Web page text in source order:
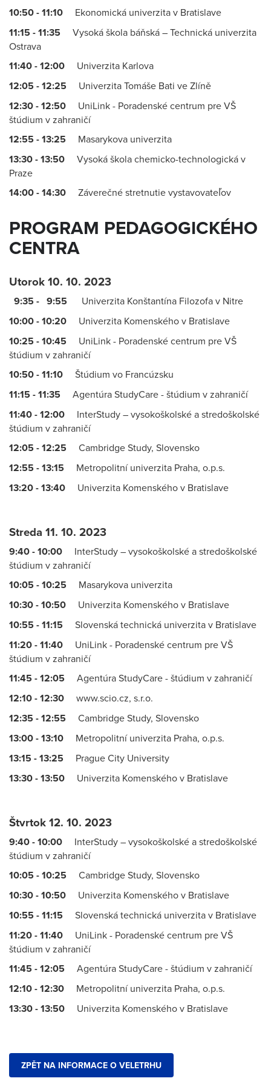
10:50 - 11:10 Ekonomická univerzita v Bratislave
11:15 - 11:35 Vysoká škola báňská – Technická univerzita
Ostrava
11:40 - 12:00 Univerzita Karlova
12:05 - 12:25 Univerzita Tomáše Bati ve Zlíně
12:30 - 12:50 UniLink - Poradenské centrum pre VŠ
štúdium v zahraničí
12:55 - 13:25 Masarykova univerzita
13:30 - 13:50 Vysoká škola chemicko-technologická v
Praze
14:00 - 14:30 Záverečné stretnutie vystavovateľov
PROGRAM PEDAGOGICKÉHO
CENTRA
Utorok 10. 10. 2023
9:35 - 9:55 Univerzita Konštantína Filozofa v Nitre
10:00 - 10:20 Univerzita Komenského v Bratislave
10:25 - 10:45 UniLink - Poradenské centrum pre VŠ
štúdium v zahraničí
10:50 - 11:10 Štúdium vo Francúzsku
11:15 - 11:35 Agentúra StudyCare - štúdium v zahraničí
11:40 - 12:00 InterStudy – vysokoškolské a stredoškolské
štúdium v zahraničí
12:05 - 12:25 Cambridge Study, Slovensko
12:55 - 13:15 Metropolitní univerzita Praha, o.p.s.
13:20 - 13:40 Univerzita Komenského v Bratislave
Streda 11. 10. 2023
9:40 - 10:00 InterStudy – vysokoškolské a stredoškolské
štúdium v zahraničí
10:05 - 10:25 Masarykova univerzita
10:30 - 10:50 Univerzita Komenského v Bratislave
10:55 - 11:15 Slovenská technická univerzita v Bratislave
11:20 - 11:40 UniLink - Poradenské centrum pre VŠ
štúdium v zahraničí
11:45 - 12:05 Agentúra StudyCare - štúdium v zahraničí
12:10 - 12:30 www.scio.cz, s.r.o.
12:35 - 12:55 Cambridge Study, Slovensko
13:00 - 13:10 Metropolitní univerzita Praha, o.p.s.
13:15 - 13:25 Prague City University
13:30 - 13:50 Univerzita Komenského v Bratislave
Štvrtok 12. 10. 2023
9:40 - 10:00 InterStudy – vysokoškolské a stredoškolské
štúdium v zahraničí
10:05 - 10:25 Cambridge Study, Slovensko
10:30 - 10:50 Univerzita Komenského v Bratislave
10:55 - 11:15 Slovenská technická univerzita v Bratislave
11:20 - 11:40 UniLink - Poradenské centrum pre VŠ
štúdium v zahraničí
11:45 - 12:05 Agentúra StudyCare - štúdium v zahraničí
12:10 - 12:30 Metropolitní univerzita Praha, o.p.s.
13:30 - 13:50 Univerzita Komenského v Bratislave
ZPĚT NA INFORMACE O VELETRHU